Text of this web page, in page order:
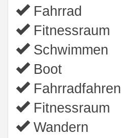
Fahrrad
Fitnessraum
Schwimmen
Boot
Fahrradfahren
Fitnessraum
Wandern